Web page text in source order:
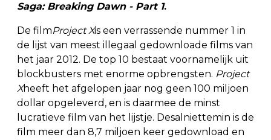
Saga: Breaking Dawn - Part 1.
De filmProject Xis een verrassende nummer 1 in
de lijst van meest illegaal gedownloade films van
het jaar 2012. De top 10 bestaat voornamelijk uit
blockbusters met enorme opbrengsten. Project
Xheeft het afgelopen jaar nog geen 100 miljoen
dollar opgeleverd, en is daarmee de minst
lucratieve film van het lijstje. Desalniettemin is de
film meer dan 8,7 miljoen keer gedownload en